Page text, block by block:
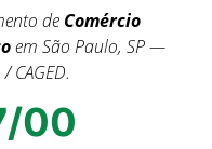
de Comércio
em São Paulo, SP —
00